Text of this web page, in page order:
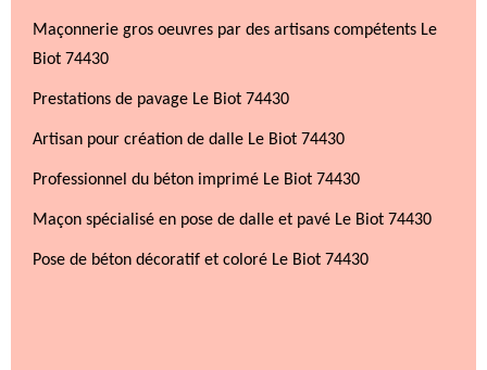
Maçonnerie gros oeuvres par des artisans compétents Le
Biot 74430
Prestations de pavage Le Biot 74430
Artisan pour création de dalle Le Biot 74430
Professionnel du béton imprimé Le Biot 74430
Maçon spécialisé en pose de dalle et pavé Le Biot 74430
Pose de béton décoratif et coloré Le Biot 74430